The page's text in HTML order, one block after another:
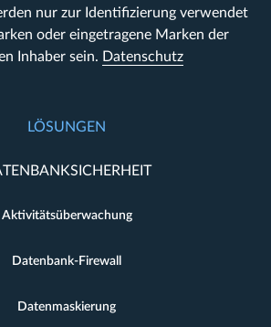
nur zur Identifizierung verwendet
oder eingetragene Marken der
Inhaber sein. Datenschutz
LÖSUNGEN
Aktivitätsüberwachung
Datenbank-Firewall
Datenmaskierung